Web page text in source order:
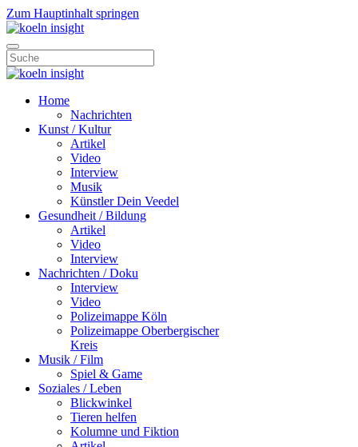
Zum Hauptinhalt springen
Home
Nachrichten
Kunst / Kultur
Artikel
Video
Interview
Musik
Künstler Dein Veedel
Gesundheit / Bildung
Artikel
Video
Interview
Nachrichten / Doku
Interview
Video
Polizeimappe Köln
Polizeimappe Oberbergischer
Kreis
Musik / Film
Spiel & Game
Soziales / Leben
Blickwinkel
Tieren helfen
Kolumne und Fiktion